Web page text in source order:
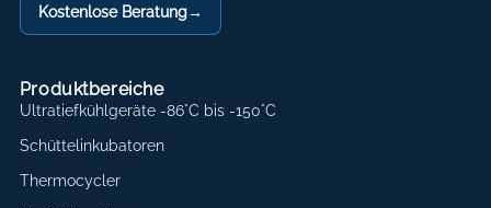
Kostenlose Beratung→
Produktbereiche
Ultratiefkühlgeräte -86°C bis -150°C
Schüttelinkubatoren
Thermocycler